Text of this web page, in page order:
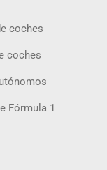
coches
coches
Fórmula 1